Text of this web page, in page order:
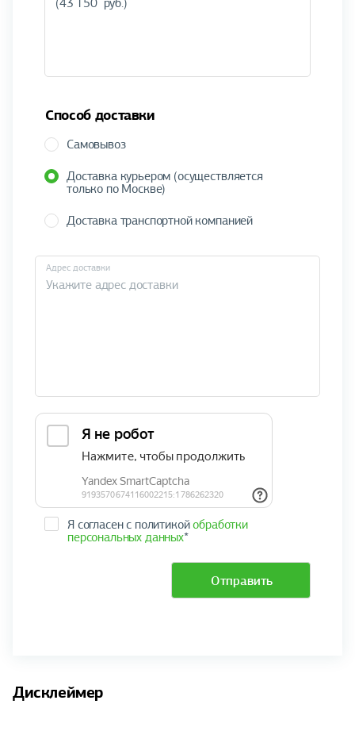
Способ доставки
Самовывоз
Доставка курьером (осуществляется
только по Москве)
Доставка транспортной компанией
Адрес доставки
Я согласен с политикойобработки
персональных данных*
Отправить
Дисклеймер